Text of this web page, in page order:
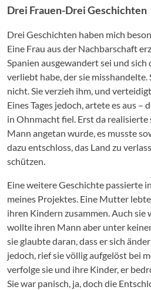
Drei Frauen-Drei Geschichten
Drei Geschichten haben mich
Eine Frau aus der Nachbarschaft
Spanien ausgewandert sei und
verliebt habe, der sie misshandelte.
nicht. Sie verzieh ihm, und
Eines Tages jedoch, artete es aus –
in Ohnmacht fiel. Erst da realisierte
Mann angetan wurde, es musste
dazu entschloss, das Land zu
schützen.
Eine weitere Geschichte passierte
meines Projektes. Eine Mutter
ihren Kindern zusammen. Auch sie
wollte ihren Mann aber unter
sie glaubte daran, dass er sich
jedoch, rief sie völlig aufgelöst bei
verfolge sie und ihre Kinder, er
Sie war panisch, ja, doch die